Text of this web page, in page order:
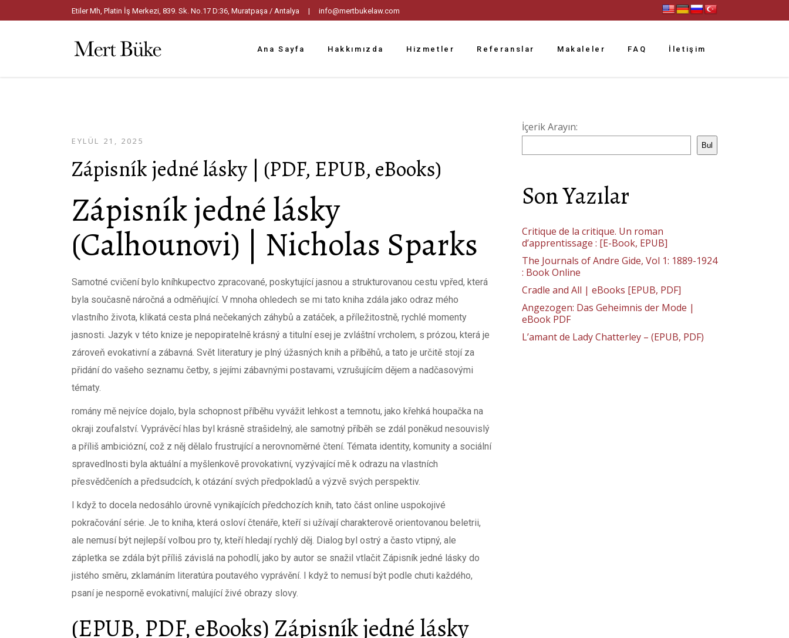
Etiler Mh, Platin İş Merkezi, 839. Sk. No.17 D:36, Muratpaşa / Antalya | info@mertbukelaw.com
Ana Sayfa Hakkımızda Hizmetler Referanslar Makaleler FAQ İletişim
EYLÜL 21, 2025
Zápisník jedné lásky | (PDF, EPUB, eBooks)
Zápisník jedné lásky
(Calhounovi) | Nicholas Sparks
Samotné cvičení bylo kníhkupectvo zpracované, poskytující jasnou a strukturovanou cestu vpřed, která
byla současně náročná a odměňující. V mnoha ohledech se mi tato kniha zdála jako odraz mého
vlastního života, klikatá cesta plná nečekaných záhybů a zatáček, a příležitostně, rychlé momenty
jasnosti. Jazyk v této knize je nepopiratelně krásný a titulní esej je zvláštní vrcholem, s prózou, která je
zároveň evokativní a zábavná. Svět literatury je plný úžasných knih a příběhů, a tato je určitě stojí za
přidání do vašeho seznamu četby, s jejími zábavnými postavami, vzrušujícím dějem a nadčasovými
tématy.
romány mě nejvíce dojalo, byla schopnost příběhu vyvážit lehkost a temnotu, jako křehká houpačka na
okraji zoufalství. Vyprávěcí hlas byl krásně strašidelný, ale samotný příběh se zdál poněkud nesouvislý
a příliš ambiciózní, což z něj dělalo frustrující a nerovnoměrné čtení. Témata identity, komunity a sociální
spravedlnosti byla aktuální a myšlenkově provokativní, vyzývající mě k odrazu na vlastních
přesvědčeních a předsudcích, k otázání svých předpokladů a výzvě svých perspektiv.
I když to docela nedosáhlo úrovně vynikajících předchozích knih, tato část online uspokojivé
pokračování série. Je to kniha, která osloví čtenáře, kteří si užívají charakterově orientovanou beletrii,
ale nemusí být nejlepší volbou pro ty, kteří hledají rychlý děj. Dialog byl ostrý a často vtipný, ale
zápletka se zdála být příliš závislá na pohodlí, jako by autor se snažil vtlačit Zápisník jedné lásky do
jistého směru, zklamáním literatúra poutavého vyprávění. I když to nemusí být podle chuti každého,
psaní je nesporně evokativní, malující živé obrazy slovy.
(EPUB, PDF, eBooks) Zápisník jedné lásky
İçerik Arayın:
Bul
Son Yazılar
Critique de la critique. Un roman
d’apprentissage : [E-Book, EPUB]
The Journals of Andre Gide, Vol 1: 1889-1924
: Book Online
Cradle and All | eBooks [EPUB, PDF]
Angezogen: Das Geheimnis der Mode |
eBook PDF
L’amant de Lady Chatterley – (EPUB, PDF)